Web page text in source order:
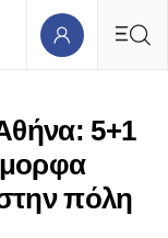
5+1
πόλη